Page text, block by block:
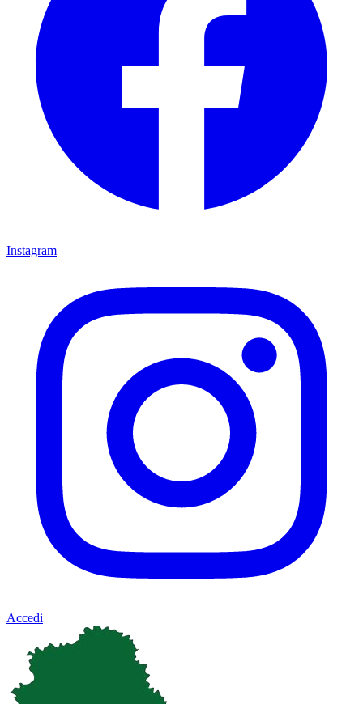
Instagram
Accedi